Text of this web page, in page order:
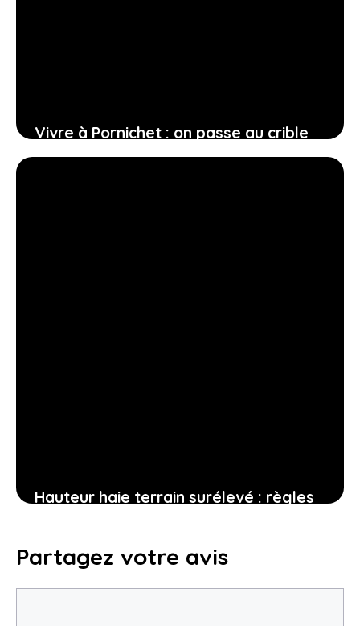
Vivre à Pornichet : on passe au crible
les meilleurs quartiers de la ville
Hauteur haie terrain surélevé : règles
17 janvier 2026
Partagez votre avis